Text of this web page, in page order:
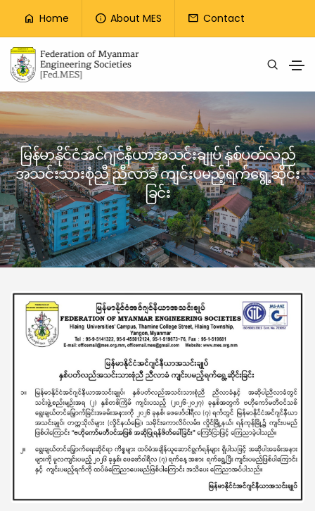
Top Menu
home Home info About MES mail Contact
Skip to main content
မြန်မာနိုင်ငံအင်ဂျင်နီယာအသင်းချုပ် နှစ်ပတ်လည်
အသင်းသားစုံညီ ညီလာခံ ကျင်းပမည့်ရက်ရွေ့ဆိုင်း
ခြင်း